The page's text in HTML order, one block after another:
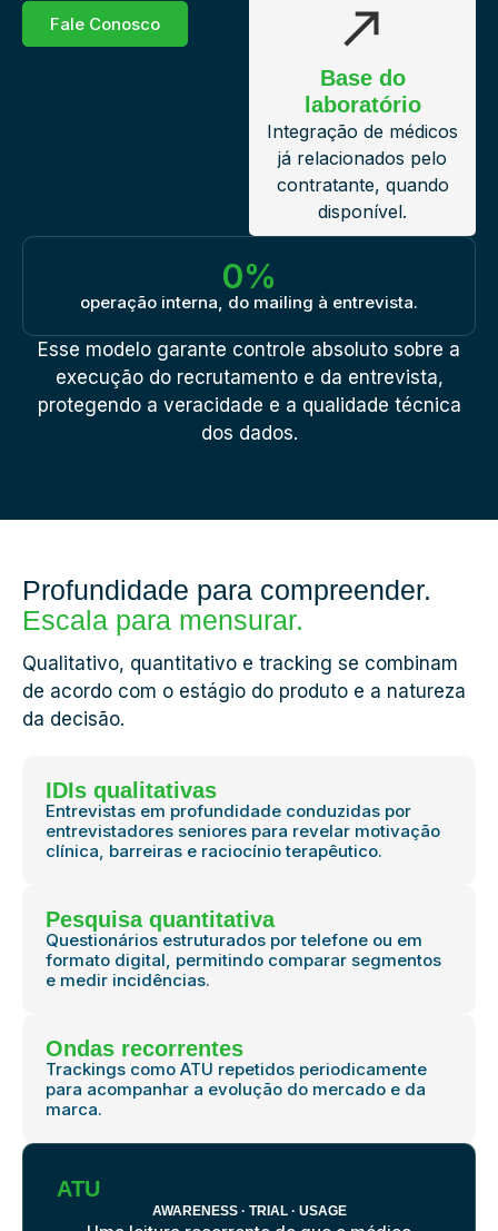
Fale Conosco
Base do
laboratório
Integração de médicos
já relacionados pelo
contratante, quando
disponível.
0%
operação interna, do mailing à entrevista.
Esse modelo garante controle absoluto sobre a
execução do recrutamento e da entrevista,
protegendo a veracidade e a qualidade técnica
dos dados.
Profundidade para compreender.
Escala para mensurar.
Qualitativo, quantitativo e tracking se combinam
de acordo com o estágio do produto e a natureza
da decisão.
IDIs qualitativas
Entrevistas em profundidade conduzidas por
entrevistadores seniores para revelar motivação
clínica, barreiras e raciocínio terapêutico.
Pesquisa quantitativa
Questionários estruturados por telefone ou em
formato digital, permitindo comparar segmentos
e medir incidências.
Ondas recorrentes
Trackings como ATU repetidos periodicamente
para acompanhar a evolução do mercado e da
marca.
ATU
AWARENESS · TRIAL · USAGE